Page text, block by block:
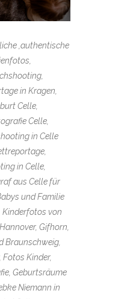
,authentische
in Kragen,
Celle,
Celle,
in Celle
in Celle,
aus Celle für
und Familie
von
Gifhorn,
Braunschweig,
Fotos Kinder,
Geburtsräume
Niemann in